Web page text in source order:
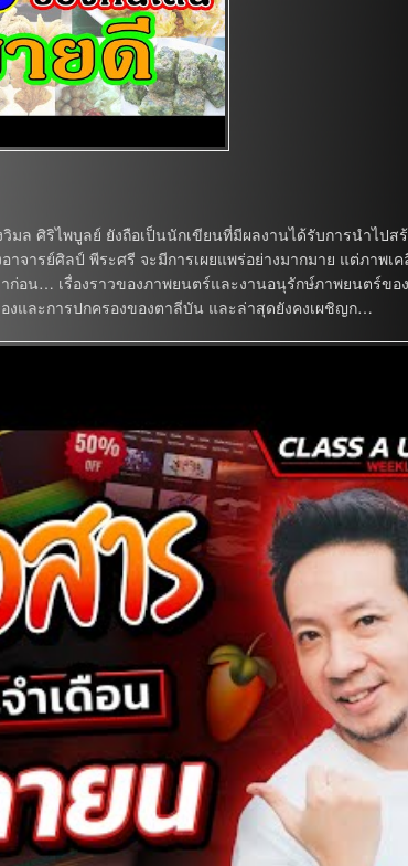
ล ศิริไพบูลย์ ยังถือเป็นนักเขียนที่มีผลงานได้รับการนำไปส
ารย์ศิลป์ พีระศรี จะมีการเผยแพร่อย่างมากมาย แต่ภาพเ
ก่อน… เรื่องราวของภาพยนตร์และงานอนุรักษ์ภาพยนตร์ข
และการปกครองของตาลีบัน และล่าสุดยังคงเผชิญก…